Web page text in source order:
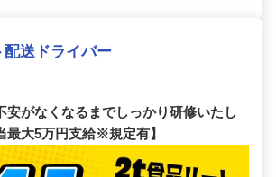
送ドライバー
安がなくなるまでしっかり研修いたし
最大5万円支給※規定有】